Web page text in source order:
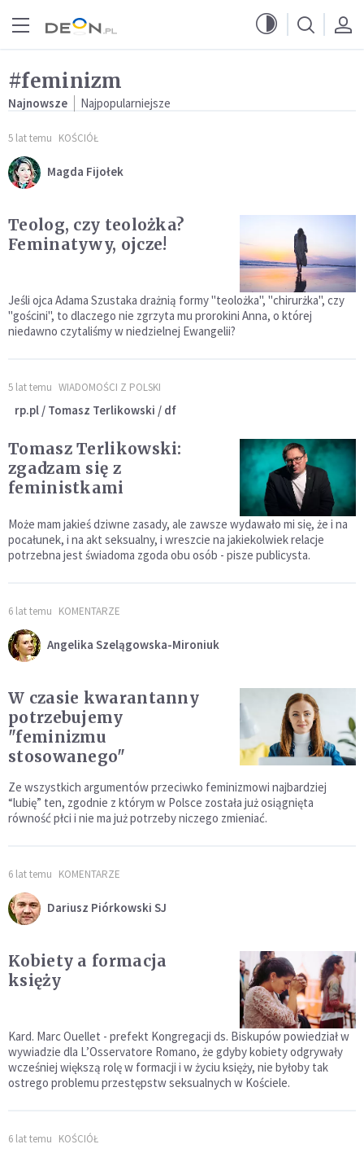
#feminizm
Najnowsze Najpopularniejsze
5 lat temu KOŚCIÓŁ
Magda Fijołek
Teolog, czy teolożka?
Feminatywy, ojcze!
Jeśli ojca Adama Szustaka drażnią formy "teolożka", "chirurżka", czy
"gościni", to dlaczego nie zgrzyta mu prorokini Anna, o której
niedawno czytaliśmy w niedzielnej Ewangelii?
5 lat temu WIADOMOŚCI Z POLSKI
rp.pl / Tomasz Terlikowski / df
Tomasz Terlikowski:
zgadzam się z
feministkami
Może mam jakieś dziwne zasady, ale zawsze wydawało mi się, że i na
pocałunek, i na akt seksualny, i wreszcie na jakiekolwiek relacje
potrzebna jest świadoma zgoda obu osób - pisze publicysta.
6 lat temu KOMENTARZE
Angelika Szelągowska-Mironiuk
W czasie kwarantanny
potrzebujemy
"feminizmu
stosowanego"
Ze wszystkich argumentów przeciwko feminizmowi najbardziej
“lubię” ten, zgodnie z którym w Polsce została już osiągnięta
równość płci i nie ma już potrzeby niczego zmieniać.
6 lat temu KOMENTARZE
Dariusz Piórkowski SJ
Kobiety a formacja
księży
Kard. Marc Ouellet - prefekt Kongregacji ds. Biskupów powiedział w
wywiadzie dla L’Osservatore Romano, że gdyby kobiety odgrywały
wcześniej większą rolę w formacji i w życiu księży, nie byłoby tak
ostrego problemu przestępstw seksualnych w Kościele.
6 lat temu KOŚCIÓŁ